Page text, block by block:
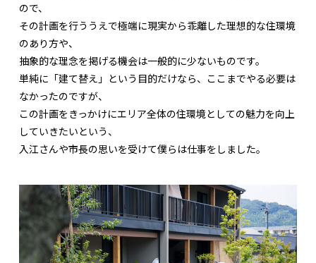
ので、
その計画を行ううえで極端に現実から乖離した理想的な住環境
のあり方や、
抽象的な理念を掲げる機会は一般的に少ないものです。
単純に「建て替え」という目的だけなら、ここまでやる必要は
なかったのですが、
この計画をきっかけにエリア全体の住環境としての魅力を向上
していきたいという、
入江さんや市長の思いを受けて僕らは仕事をしました。